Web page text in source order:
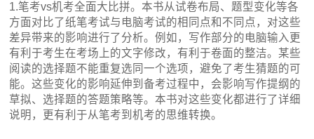
1.笔考vs机考全面大比拼。本书从试卷布局、题型变化等各
方面对比了纸笔考试与电脑考试的相同点和不同点，对这些
差异带来的影响进行了分析。例如，写作部分的电脑输入更
有利于考生在考场上的文字修改，有利于卷面的整洁。某些
阅读的选择题不能重复选同一个选项，避免了考生猜题的可
能。这些变化的影响延伸到备考过程中，会影响写作提纲的
草拟、选择题的答题策略等。本书对这些变化都进行了详细
说明，更有利于从笔考到机考的思维转换。